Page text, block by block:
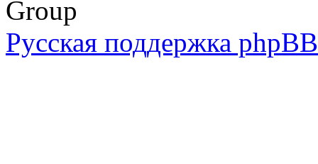
Group
Русская поддержка phpBB